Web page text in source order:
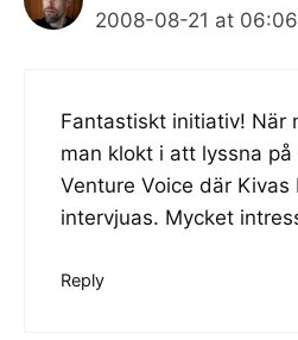
2008-08-21 at 06:06
Fantastiskt initiativ! När
man klokt i att lyssna på
Venture Voice där Kivas
intervjuas. Mycket
Reply